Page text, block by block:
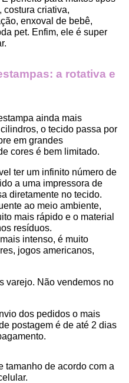
costura criativa,
enxoval de bebê,
pet. Enfim, ele é super
a rotativa e
ainda mais
o tecido passa por
em grandes
cores é bem limitado.
ter um infinito número de
a uma impressora de
diretamente no tecido.
ao meio ambiente,
mais rápido e o material
resíduos.
intenso, é muito
jogos americanos,
varejo. Não vendemos no
dos pedidos o mais
postagem é de até 2 dias
tamanho de acordo com a